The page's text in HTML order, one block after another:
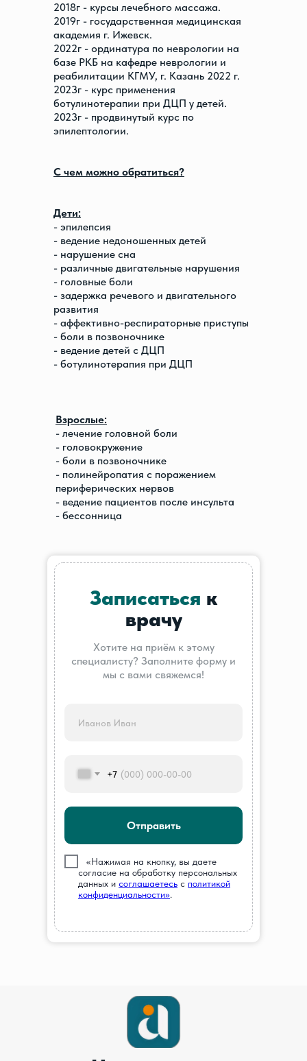
2018г - курсы лечебного массажа.
2019г - государственная медицинская
академия г. Ижевск.
2022г - ординатура по неврологии на
базе РКБ на кафедре неврологии и
реабилитации КГМУ, г. Казань 2022 г.
2023г - курс применения
ботулинотерапии при ДЦП у детей.
2023г - продвинутый курс по
эпилептологии.
С чем можно обратиться?
Дети:
- эпилепсия
- ведение недоношенных детей
- нарушение сна
- различные двигательные нарушения
- головные боли
- задержка речевого и двигательного
развития
- аффективно-респираторные приступы
- боли в позвоночнике
- ведение детей с ДЦП
- ботулинотерапия при ДЦП
Взрослые:
- лечение головной боли
- головокружение
- боли в позвоночнике
- полинейропатия с поражением
периферических нервов
- ведение пациентов после инсульта
- бессонница
+7
Отправить
«Нажимая на кнопку, вы даете
согласие на обработку персональных
данных и соглашаетесь c политикой
конфиденциальности».
Записаться к
врачу
Хотите на приём к этому
специалисту? Заполните форму и
мы с вами свяжемся!